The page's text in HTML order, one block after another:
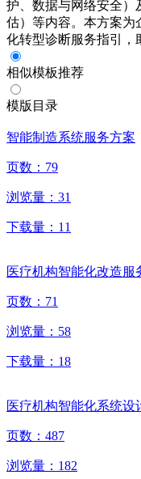
护、数据与网络安全）
估）等内容。本方案为
化转型诊断服务指引，
相似模板推荐
模版目录
智能制造系统服务方案
页数： 79
浏览量： 31
下载量： 11
医疗机构智能化改造服
页数： 71
浏览量： 58
下载量： 18
医疗机构智能化系统设
页数： 487
浏览量： 182